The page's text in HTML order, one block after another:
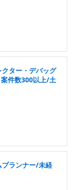
ター・デバッグ
件数300以上/土
プランナー/未経